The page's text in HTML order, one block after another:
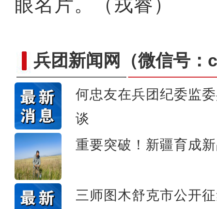
眼名片。（戎睿）
兵团新闻网 （微信号
何忠友在兵团纪委监
谈
重要突破！新疆育成
三师图木舒克市公开
【与你为邻】哈萨克斯坦留